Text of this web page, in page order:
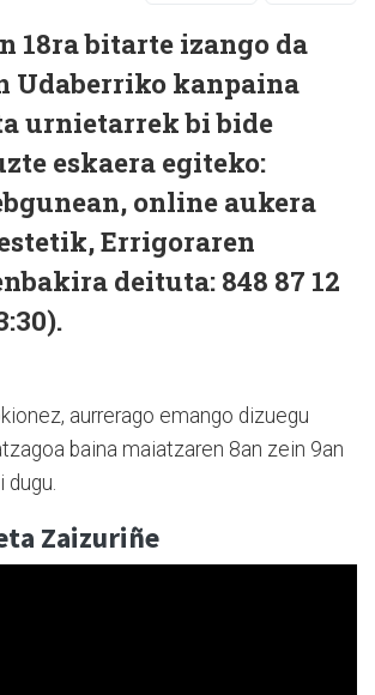
18ra bitarte izango da
Udaberriko kanpaina
urnietarrek bi bide
eskaera egiteko:
online aukera
Errigoraren
deituta: 848 87 12
aurrerago emango dizuegu
baina maiatzaren 8an zein 9an
dugu.
Zaizuriñe